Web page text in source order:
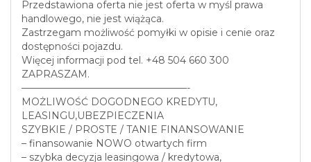
Przedstawiona oferta nie jest oferta w myśl prawa
handlowego, nie jest wiążąca.
Zastrzegam możliwość pomyłki w opisie i cenie oraz
dostępności pojazdu.
Więcej informacji pod tel. +48 504 660 300
ZAPRASZAM.
—————————————————-
MOŻLIWOŚĆ DOGODNEGO KREDYTU,
LEASINGU,UBEZPIECZENIA
SZYBKIE / PROSTE / TANIE FINANSOWANIE
– finansowanie NOWO otwartych firm
– szybka decyzja leasingowa / kredytowa,